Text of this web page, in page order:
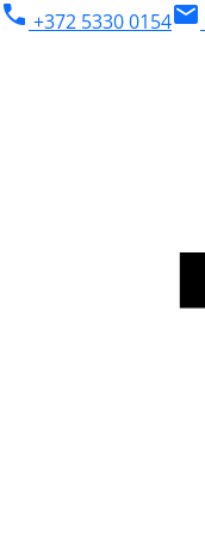
phone +372 5330 0154mail